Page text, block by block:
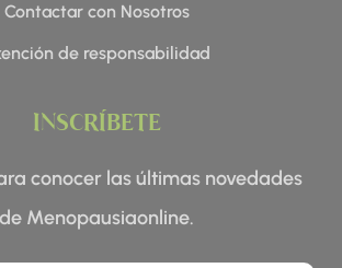
Contactar con Nosotros
de responsabilidad
INSCRÍBETE
conocer las últimas novedades
de Menopausiaonline.